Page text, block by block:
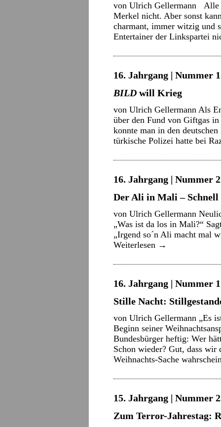
von Ulrich Gellermann Alle
Merkel nicht. Aber sonst
charmant, immer witzig und
Entertainer der Linkspartei
16. Jahrgang | Nummer
BILD will Krieg
von Ulrich Gellermann Als
über den Fund von Giftgas
konnte man in den
türkische Polizei hatte bei
16. Jahrgang | Nummer
Der Ali in Mali –
von Ulrich Gellermann
„Was ist da los in Mali?“
„Irgend so´n Ali macht mal
Weiterlesen →
16. Jahrgang | Nummer
Stille Nacht:
von Ulrich Gellermann „Es
Beginn seiner
Bundesbürger heftig: Wer
Schon wieder? Gut, dass wir
Weihnachts-Sache
15. Jahrgang | Nummer
Zum Terror-Jahrestag: